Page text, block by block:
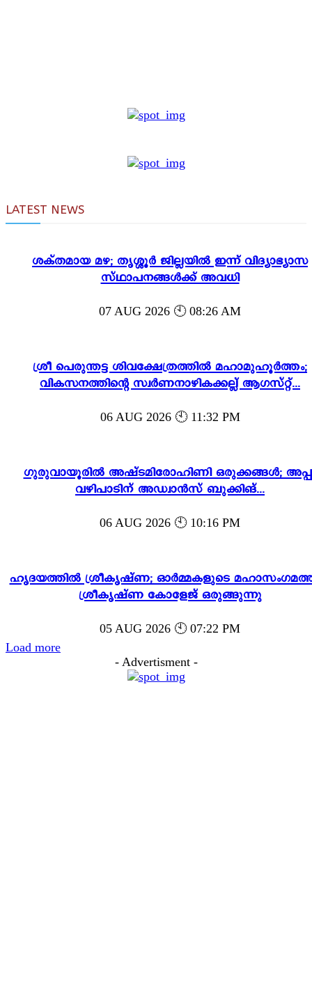
LATEST NEWS
ശക്തമായ മഴ; തൃശ്ശൂർ ജില്ലയിൽ ഇന്ന് വിദ്യാഭ്യാസ
സ്ഥാപനങ്ങൾക്ക് അവധി
07 AUG 2026 🕙 08:26 AM
ശ്രീ പെരുന്തട്ട ശിവക്ഷേത്രത്തിൽ മഹാമുഹൂർത്തം;
വികസനത്തിന്റെ സ്വർണനാഴികക്കല്ല് ആഗസ്റ്റ്...
06 AUG 2026 🕙 11:32 PM
ഗുരുവായൂരിൽ അഷ്ടമിരോഹിണി ഒരുക്കങ്ങൾ;
വഴിപാടിന് അഡ്വാൻസ് ബുക്കിങ്...
06 AUG 2026 🕙 10:16 PM
ഹൃദയത്തിൽ ശ്രീകൃഷ്ണ; ഓർമ്മകളുടെ
ശ്രീകൃഷ്ണ കോളേജ് ഒരുങ്ങുന്നു
05 AUG 2026 🕙 07:22 PM
Load more
- Advertisment -